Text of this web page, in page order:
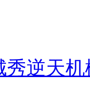
秀逆天机